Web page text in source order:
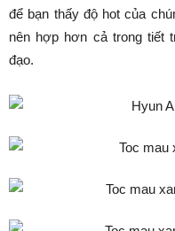
để bạn thấy độ hot của
nên hợp hơn cả trong tiết
đạo.